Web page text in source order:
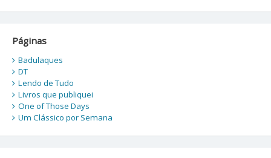
Páginas
Badulaques
DT
Lendo de Tudo
Livros que publiquei
One of Those Days
Um Clássico por Semana